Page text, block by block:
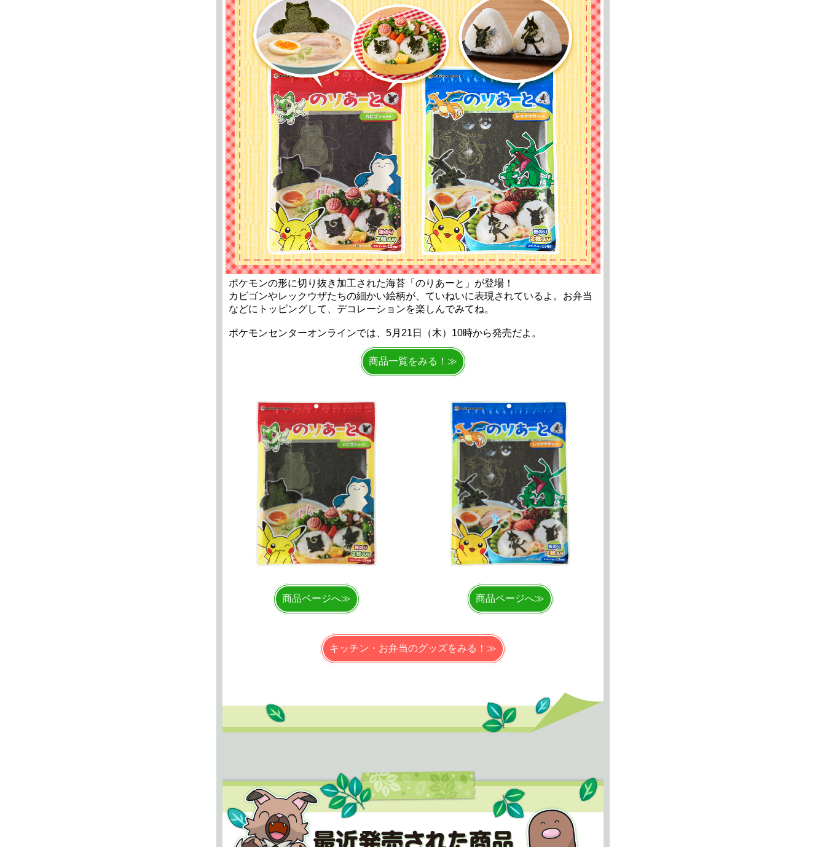
ポケモンの形に切り抜き加工された海苔「のりあーと」が登場！
カビゴンやレックウザたちの細かい絵柄が、ていねいに表現されているよ。お弁当
などにトッピングして、デコレーションを楽しんでみてね。
ポケモンセンターオンラインでは、5月21日（木） 10時から発売だよ。
商品一覧をみる！≫
商品ページへ≫ 商品ページへ≫
キッチン・お弁当のグッズをみる！≫